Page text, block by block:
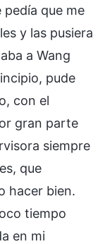
que me
y las pusiera
a Wang
pude
con el
gran parte
siempre
que
hacer bien.
tiempo
en mi